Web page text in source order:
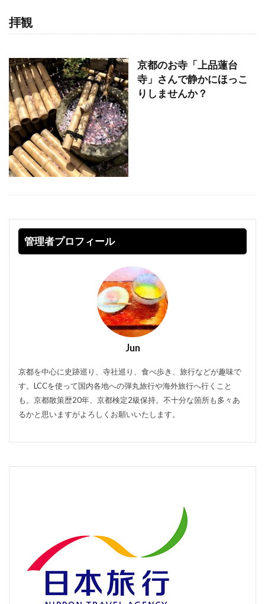
拝観
京都のお寺「上品蓮台
寺」さんで静かにほっこ
りしませんか？
管理者プロフィール
Jun
京都を中心に史跡巡り、寺社巡り、食べ歩き、旅行などが趣味で
す。LCCを使って国内各地への弾丸旅行や海外旅行へ行くこと
も。京都散策歴20年、京都検定2級保持。不十分な箇所も多々あ
るかと思いますがよろしくお願いいたします。